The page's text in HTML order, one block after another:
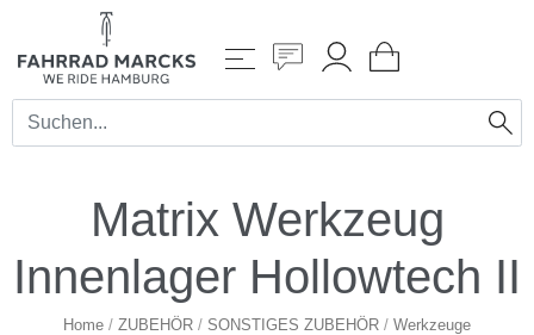
Matrix Werkzeug
Innenlager Hollowtech II
Home / ZUBEHÖR / SONSTIGES ZUBEHÖR / Werkzeuge